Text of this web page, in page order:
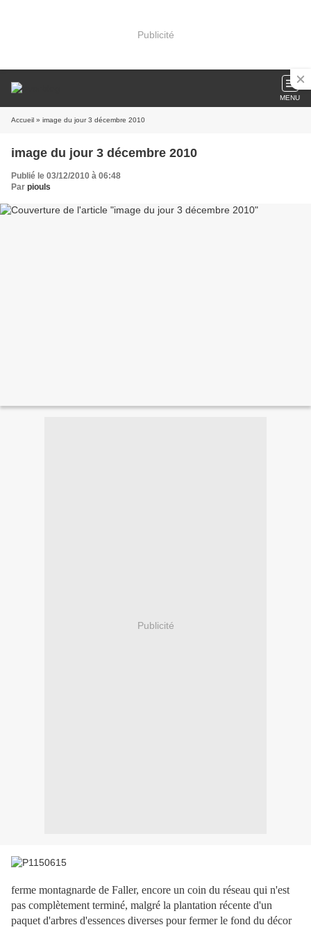
Publicité
MENU
Accueil » image du jour 3 décembre 2010
image du jour 3 décembre 2010
Publié le 03/12/2010 à 06:48
Par piouls
Publicité
ferme montagnarde de Faller, encore un coin du réseau qui n'est
pas complètement terminé, malgré la plantation récente d'un
paquet d'arbres d'essences diverses pour fermer le fond du décor